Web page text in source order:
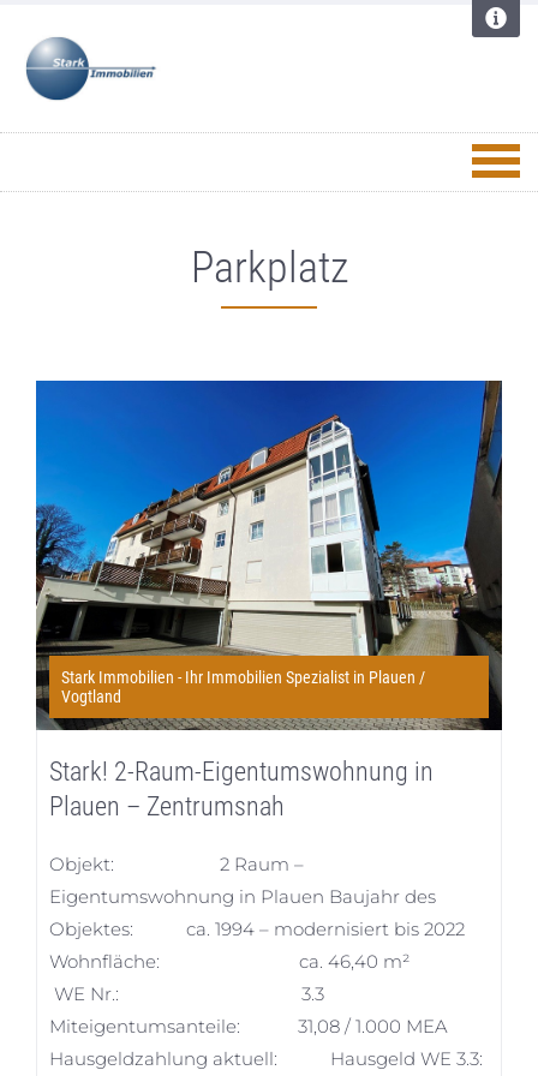
Parkplatz
Stark Immobilien - Ihr Immobilien Spezialist in Plauen /
Vogtland
Stark! 2-Raum-Eigentumswohnung in
Plauen – Zentrumsnah
Objekt: 2 Raum –
Eigentumswohnung in Plauen Baujahr des
Objektes: ca. 1994 – modernisiert bis 2022
Wohnfläche: ca. 46,40 m²
WE Nr.: 3.3
Miteigentumsanteile: 31,08 / 1.000 MEA
Hausgeldzahlung aktuell: Hausgeld WE 3.3: